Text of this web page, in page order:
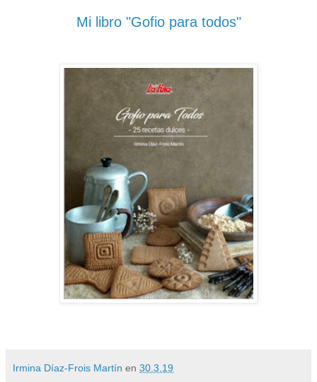
Mi libro "Gofio para todos"
Irmina Díaz-Frois Martín en 30.3.19